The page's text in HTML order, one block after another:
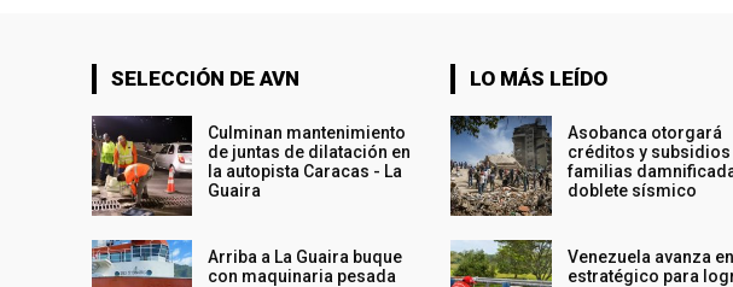
SELECCIÓN DE AVN
Culminan mantenimiento
de juntas de dilatación en
la autopista Caracas - La
Guaira
Arriba a La Guaira buque
con maquinaria pesada
LO MÁS LEÍDO
Asobanca otorgará
créditos y subsidios
familias
doblete sísmico
Venezuela avanza
estratégico para